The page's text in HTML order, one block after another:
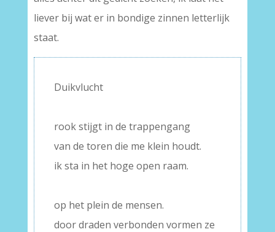
liever bij wat er in bondige zinnen letterlijk
staat.
Duikvlucht
rook stijgt in de trappengang
van de toren die me klein houdt.
ik sta in het hoge open raam.
op het plein de mensen.
door draden verbonden vormen ze